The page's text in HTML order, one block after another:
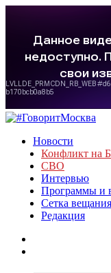
Новости
Конфликт на
СВО
Интервью
Программы и
Сетка вещания
Редакция